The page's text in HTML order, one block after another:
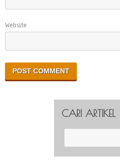
Website
CARI ARTIKEL